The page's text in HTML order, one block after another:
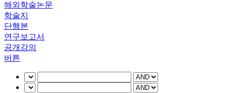
해외학술논문
학술지
단행본
연구보고서
공개강의
버튼